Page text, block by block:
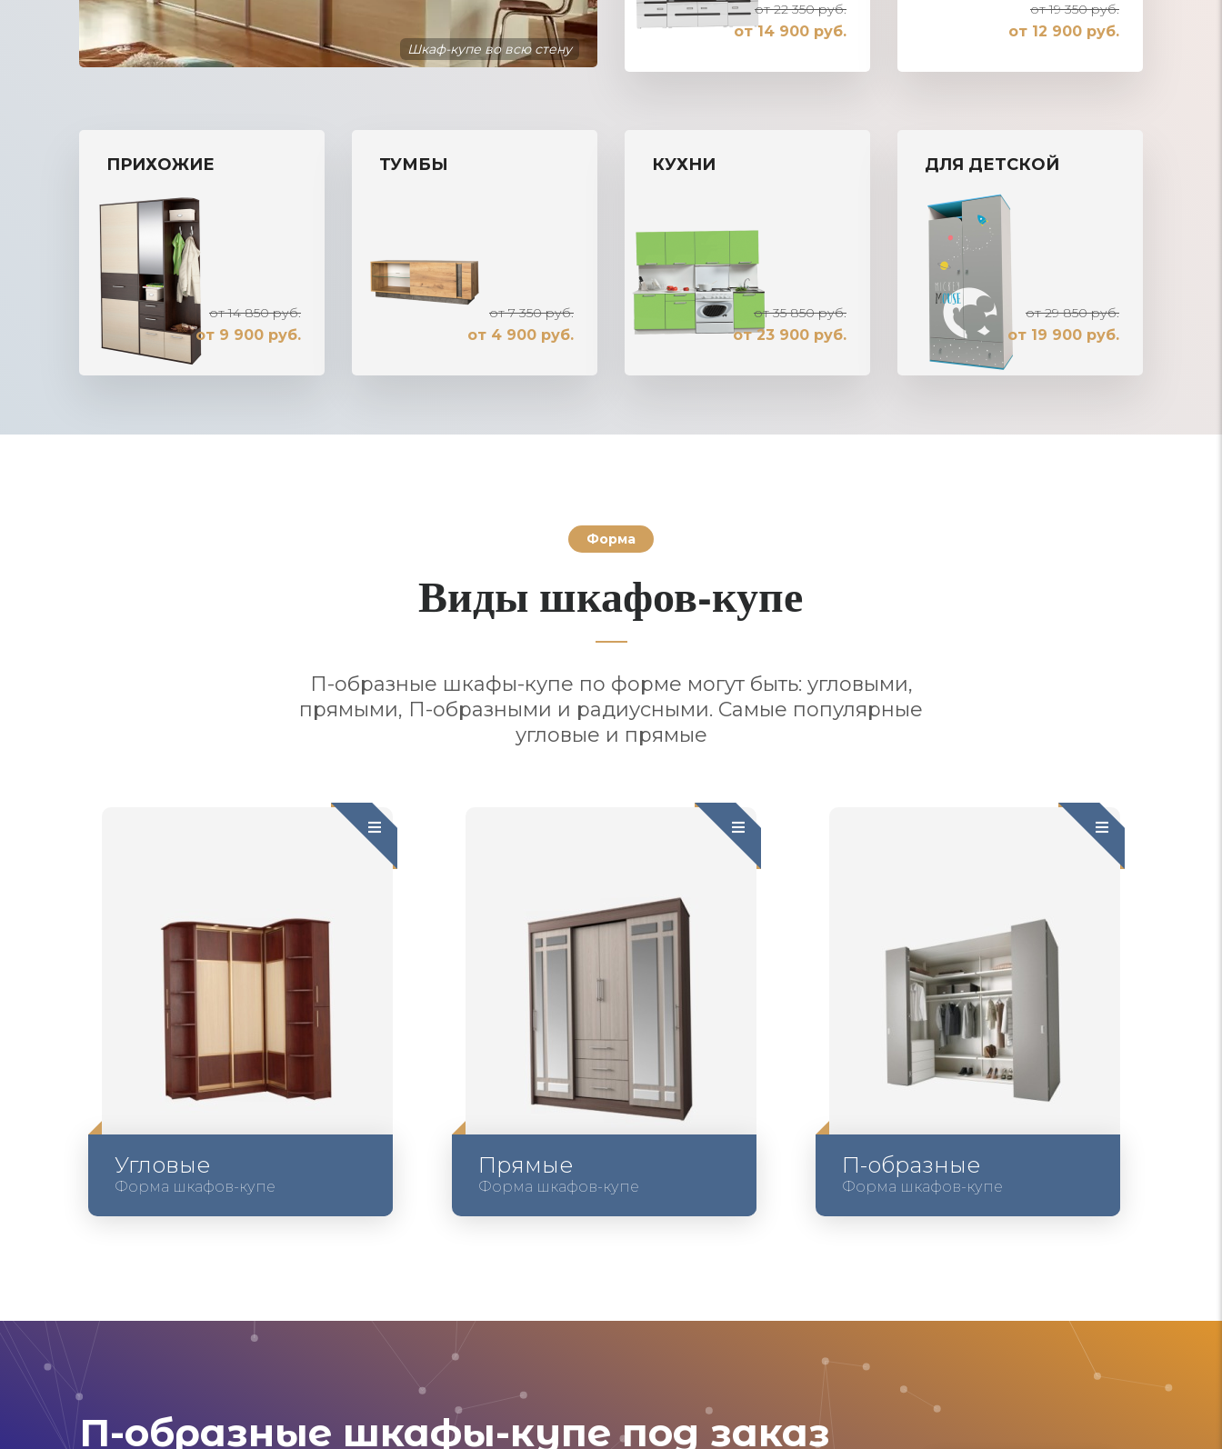
Шкаф-купе во всю стену
от 22 350 руб.
от 14 900 руб.
от 19 350 руб.
от 12 900 руб.
ПРИХОЖИЕ
от 14 850 руб.
от 9 900 руб.
ТУМБЫ
от 7 350 руб.
от 4 900 руб.
КУХНИ
от 35 850 руб.
от 23 900 руб.
ДЛЯ ДЕТСКОЙ
от 29 850 руб.
от 19 900 руб.
Форма
Виды шкафов-купе
П-образные шкафы-купе по форме могут быть: угловыми,
прямыми, П-образными и радиусными. Самые популярные
угловые и прямые
Угловые
Форма шкафов-купе
Прямые
Форма шкафов-купе
П-образные
Форма шкафов-купе
П-образные шкафы-купе под заказ